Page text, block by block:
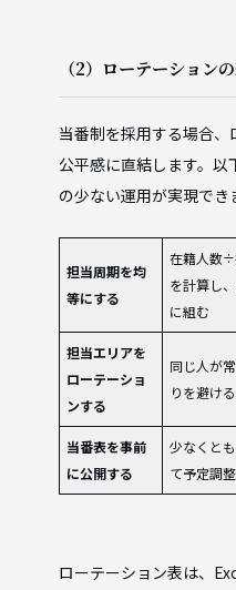
（2）ローテーション
当番制を採用する場合
公平感に直結します。
の少ない運用が実現でき
担当周期を均
等にする
在籍人数÷
を計算し
に組む
担当エリアを
ローテーショ
ンする
同じ人が
りを避け
当番表を事前
に公開する
少なくと
て予定調
ローテーション表は、